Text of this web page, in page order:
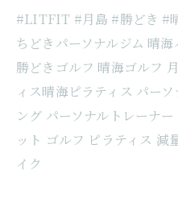
#LITFIT #月島 #勝どき #
ちどきパーソナルジム 晴
勝どきゴルフ 晴海ゴルフ
ィス晴海ピラティス パー
ング パーソナルトレーナ
ット ゴルフ ピラティス 減
イク